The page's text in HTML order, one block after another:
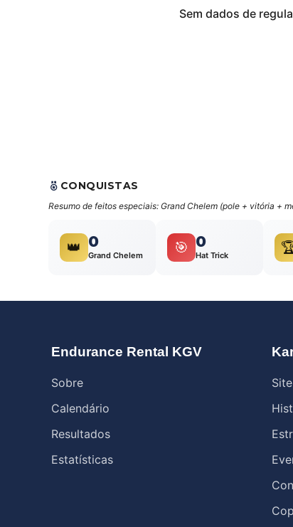
Sem dados de
CONQUISTAS
Resumo de feitos especiais: Grand Chelem (pole + vitória +
👑 0
Grand Chelem 🎯 0
Hat Trick
Endurance Rental KGV
Sobre
Calendário
Resultados
Estatísticas